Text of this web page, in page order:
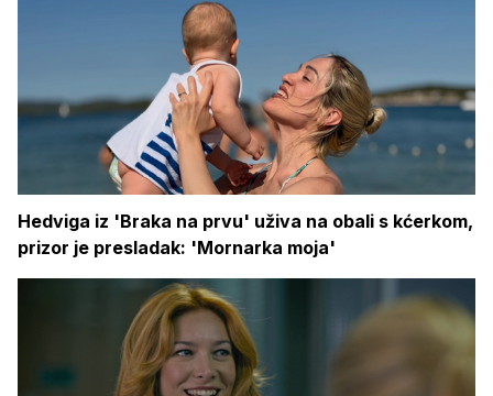
Hedviga iz 'Braka na prvu' uživa na obali s kćerkom,
prizor je presladak: 'Mornarka moja'